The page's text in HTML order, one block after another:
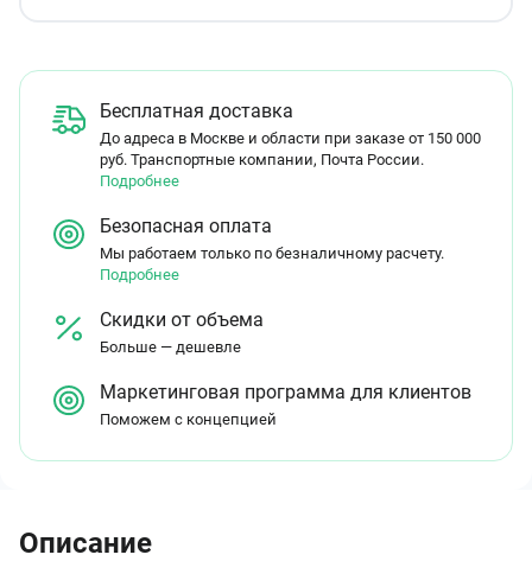
Бесплатная доставка
До адреса в Москве и области при заказе от 150 000
руб. Транспортные компании, Почта России.
Подробнее
Безопасная оплата
Мы работаем только по безналичному расчету.
Подробнее
Скидки от объема
Больше — дешевле
Маркетинговая программа для клиентов
Поможем с концепцией
Описание